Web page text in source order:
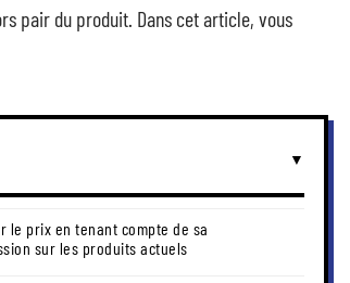
pair du produit. Dans cet article, vous
le prix en tenant compte de sa
sur les produits actuels